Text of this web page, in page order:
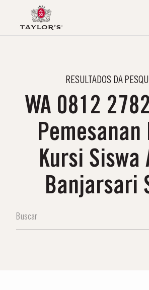
RESULTADOS DA
WA 0812
Pemesanan
Kursi Siswa
Banjarsari